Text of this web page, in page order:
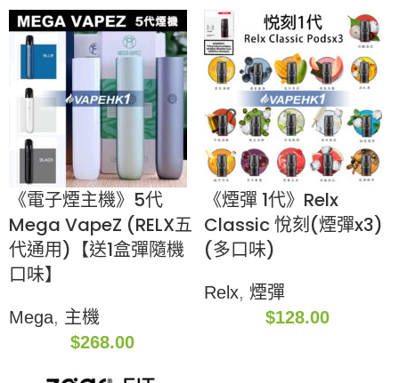
《電子煙主機》5代
Mega VapeZ (RELX五
代通用)【送1盒彈隨機
口味】
Mega, 主機
$268.00
《煙彈 1代》Relx
Classic 悅刻(煙彈x3)
(多口味)
Relx, 煙彈
$128.00